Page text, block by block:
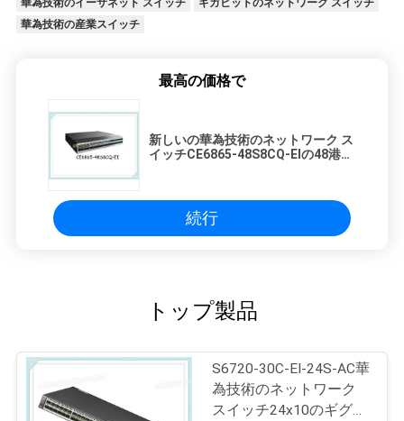
華為技術のイーサネット スイッチ
ギガビットのネットワーク スイッチ
華為技術の産業スイッチ
最高の価格で
新しいの華為技術のネットワーク ス
イッチCE6865-48S8CQ-EIの48港
続行
トップ製品
S6720-30C-EI-24S-AC華
為技術のネットワーク
スイッチ24x10のギグ